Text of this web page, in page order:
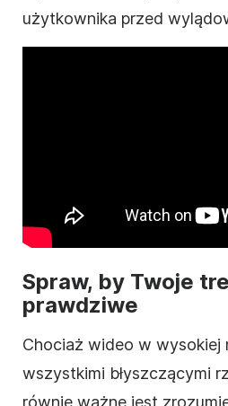
użytkownika przed
Spraw, by Twoje
prawdziwe
Chociaż wideo w wysokiej
wszystkimi błyszczącymi
równie ważne jest